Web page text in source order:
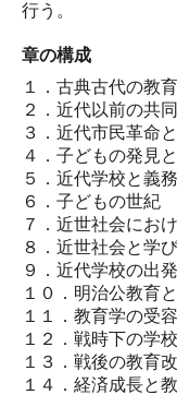
行う。
章の構成
１．古典古代の教育
２．近代以前の共
３．近代市民革命
４．子どもの発見
５．近代学校と義
６．子どもの世紀
７．近世社会にお
８．近世社会と学
９．近代学校の出発
１０．明治公教育
１１．教育学の受
１２．戦時下の学
１３．戦後の教育
１４．経済成長と